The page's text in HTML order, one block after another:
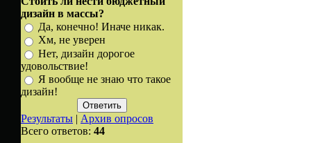
дизайн в массы?
Да, конечно! Иначе никак.
Хм, не уверен
Нет, дизайн дорогое
удовольствие!
Я вообще не знаю что такое
дизайн!
Результаты | Архив опросов
Всего ответов: 44